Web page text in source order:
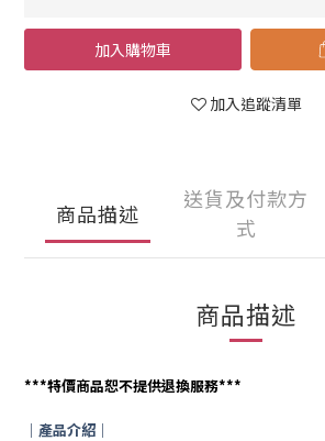
加入購物車
加入追蹤清單
商品描述
送貨及付款方
式
商品描述
***特價商品恕不提供退換服務***
｜產品介紹｜